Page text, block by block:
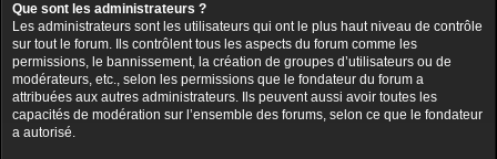
Que sont les administrateurs ?
Les administrateurs sont les utilisateurs qui ont le plus haut niveau de contrôle
sur tout le forum. Ils contrôlent tous les aspects du forum comme les
permissions, le bannissement, la création de groupes d’utilisateurs ou de
modérateurs, etc., selon les permissions que le fondateur du forum a
attribuées aux autres administrateurs. Ils peuvent aussi avoir toutes les
capacités de modération sur l’ensemble des forums, selon ce que le fondateur
a autorisé.